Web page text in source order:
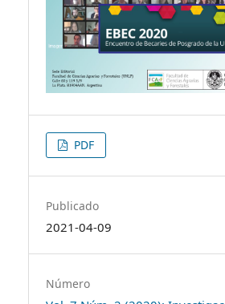
PDF
Publicado
2021-04-09
Número